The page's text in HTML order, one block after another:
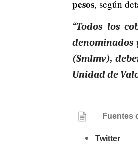
pesos, según
“Todos los
denominados
(Smlmv),
Unidad de
Fuentes
Twitter